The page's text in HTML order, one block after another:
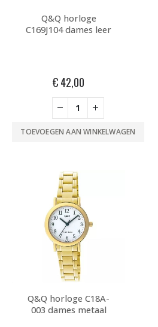
Q&Q horloge
C169J104 dames leer
€42,00
TOEVOEGEN AAN WINKELWAGEN
Q&Q horloge C18A-
003 dames metaal